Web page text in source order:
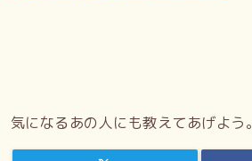
気になるあの人にも教えてあげよう。